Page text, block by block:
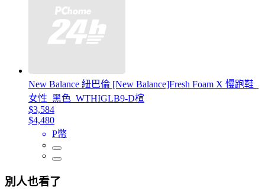
New Balance 紐巴倫 [New Balance]Fresh Foam X 慢跑鞋_
女性_黑色_WTHIGLB9-D楦
$3,584
$4,480
P幣
別人也看了